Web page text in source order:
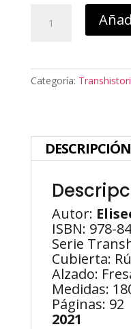
Psiquiatría,
corrupción
de
clases.
manicomio
de
(1933)
cantidad
Categoría:
DESCRIPCIÓN
Autor:
ISBN: 978-
Serie
Cubierta:
Alzado:
Medidas:
Páginas: 92
2021